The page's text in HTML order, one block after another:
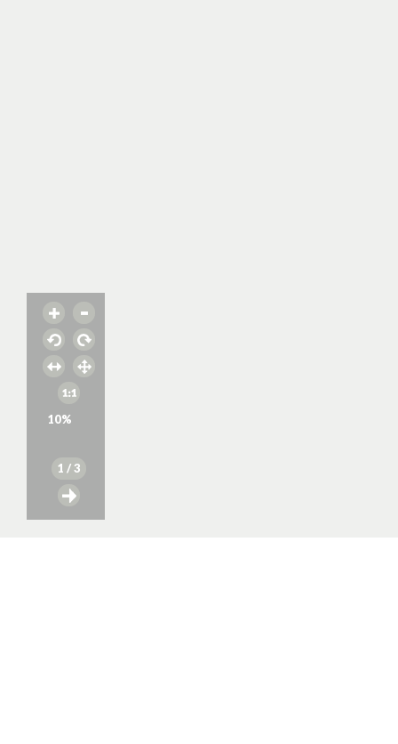
10%
1 / 3